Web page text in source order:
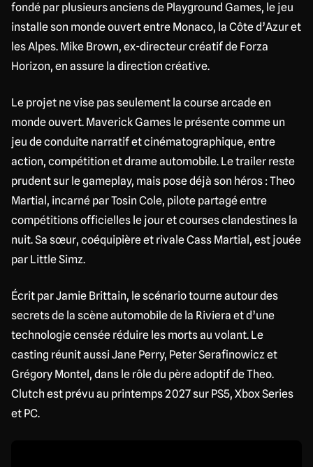
fondé par plusieurs anciens de Playground Games, le jeu
installe son monde ouvert entre Monaco, la Côte d’Azur et
les Alpes. Mike Brown, ex-directeur créatif de Forza
Horizon, en assure la direction créative.
Le projet ne vise pas seulement la course arcade en
monde ouvert. Maverick Games le présente comme un
jeu de conduite narratif et cinématographique, entre
action, compétition et drame automobile. Le trailer reste
prudent sur le gameplay, mais pose déjà son héros : Theo
Martial, incarné par Tosin Cole, pilote partagé entre
compétitions officielles le jour et courses clandestines la
nuit. Sa sœur, coéquipière et rivale Cass Martial, est jouée
par Little Simz.
Écrit par Jamie Brittain, le scénario tourne autour des
secrets de la scène automobile de la Riviera et d’une
technologie censée réduire les morts au volant. Le
casting réunit aussi Jane Perry, Peter Serafinowicz et
Grégory Montel, dans le rôle du père adoptif de Theo.
Clutch est prévu au printemps 2027 sur PS5, Xbox Series
et PC.